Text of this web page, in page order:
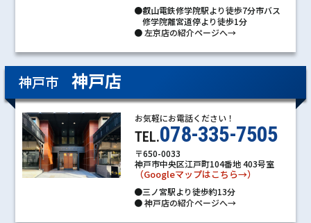
●叡山電鉄修学院駅より徒歩7分市バス
修学院離宮道停より徒歩1分
●左京店の紹介ページへ→
神戸市 神戸店
お気軽にお電話ください！
TEL.078-335-7505
〒650-0033
神戸市中央区江戸町104番地 403号室
（Googleマップはこちら→）
●三ノ宮駅より徒歩約13分
●神戸店の紹介ページへ→